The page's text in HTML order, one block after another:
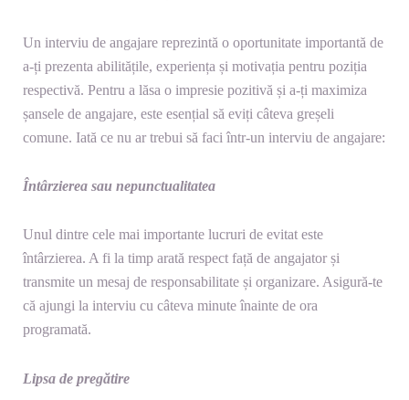
Un interviu de angajare reprezintă o oportunitate importantă de
a-ți prezenta abilitățile, experiența și motivația pentru poziția
respectivă. Pentru a lăsa o impresie pozitivă și a-ți maximiza
șansele de angajare, este esențial să eviți câteva greșeli
comune. Iată ce nu ar trebui să faci într-un interviu de angajare:
Întârzierea sau nepunctualitatea
Unul dintre cele mai importante lucruri de evitat este
întârzierea. A fi la timp arată respect față de angajator și
transmite un mesaj de responsabilitate și organizare. Asigură-te
că ajungi la interviu cu câteva minute înainte de ora
programată.
Lipsa de pregătire